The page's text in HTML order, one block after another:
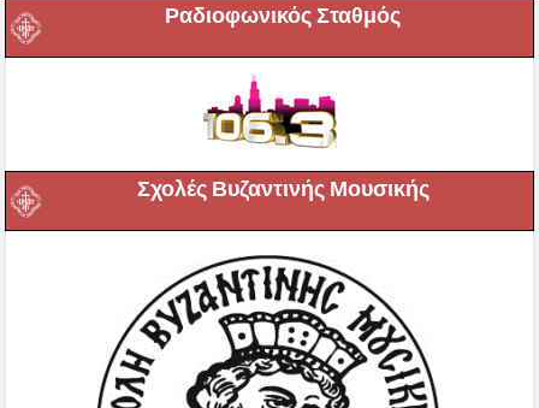
Ραδιοφωνικός Σταθμός
Σχολές Βυζαντινής Μουσικής